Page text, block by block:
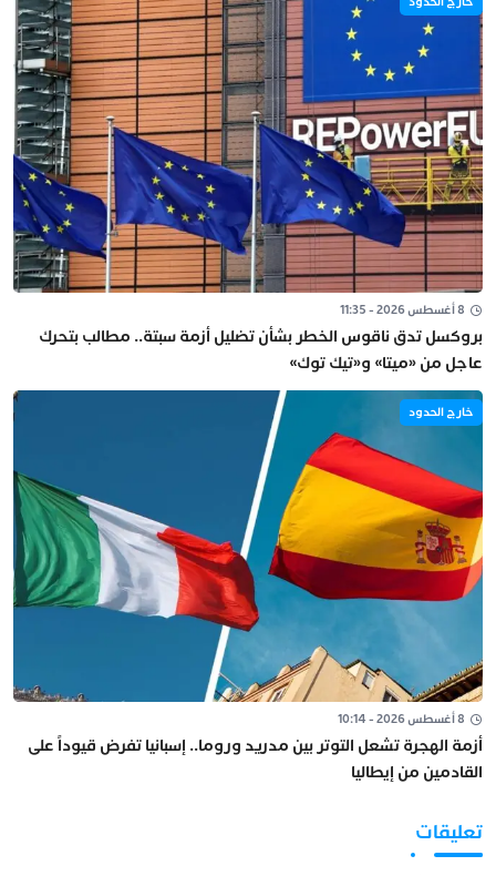
8 أغسطس 2026 - 11:35
بروكسل تدق ناقوس الخطر بشأن تضليل أزمة سبتة.. مطالب بتحرك
عاجل من «ميتا» و«تيك توك»
خارج الحدود
8 أغسطس 2026 - 10:14
أزمة الهجرة تشعل التوتر بين مدريد وروما.. إسبانيا تفرض قيوداً على
القادمين من إيطاليا
تعليقات